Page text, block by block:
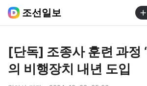
조선일보
[단독] 조종사 훈련 과정
의 비행장치 내년 도입